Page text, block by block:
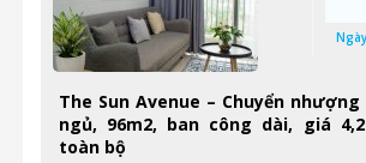
The Sun Avenue – Chuyển
ngủ, 96m2, ban công dài, giá
toàn bộ